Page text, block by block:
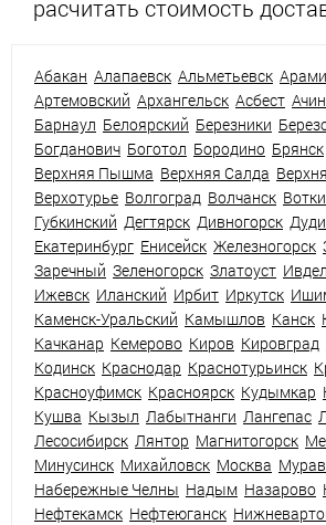
расчитать стоимость
Абакан Алапаевск Альметьевск
Артемовский Архангельск Асбест
Барнаул Белоярский Березники
Богданович Боготол Бородино Брянск
Верхняя Пышма Верхняя Салда
Верхотурье Волгоград Волчанск
Губкинский Дегтярск Дивногорск
Екатеринбург Енисейск Железногорск
Заречный Зеленогорск Златоуст
Ижевск Иланский Ирбит Иркутск
Каменск-Уральский Камышлов Канск
Качканар Кемерово Киров Кировград
Кодинск Краснодар Краснотурьинск
Красноуфимск Красноярск Кудымкар
Кушва Кызыл Лабытнанги Лангепас
Лесосибирск Лянтор Магнитогорск
Минусинск Михайловск Москва
Набережные Челны Надым Назарово
Нефтекамск Нефтеюганск